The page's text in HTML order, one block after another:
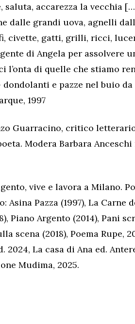
saluta, accarezza la vecchia
dalle grandi uova, agnelli
civette, gatti, grilli, ricci,
di Angela per assolvere
l’onta di quelle che stiamo
e pazze nel buio da
1997
Guarracino, critico
Modera Barbara
vive e lavora a Milano.
Pazza (1997), La Carne
Piano Argento (2014), Pani
scena (2018), Poema Rupe,
La casa di Ana ed.
Mudima, 2025.